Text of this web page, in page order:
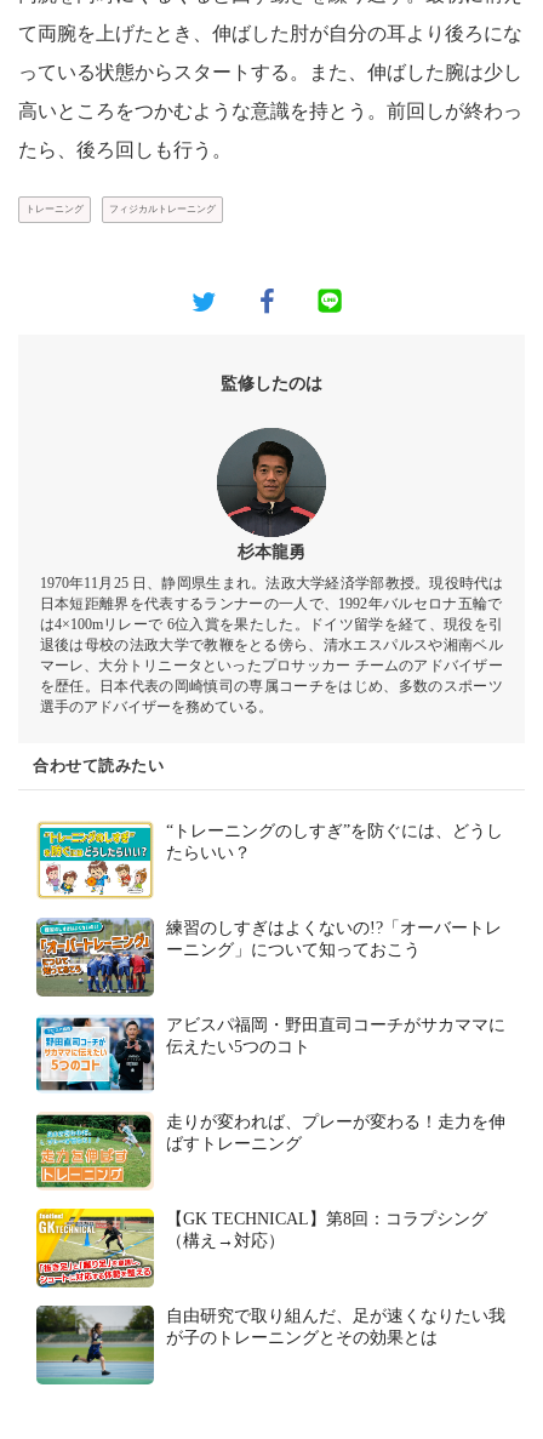
て両腕を上げたとき、伸ばした肘が自分の耳より後ろにな
っている状態からスタートする。また、伸ばした腕は少し
高いところをつかむような意識を持とう。前回しが終わっ
たら、後ろ回しも行う。
トレーニング フィジカルトレーニング
監修したのは
杉本龍勇
1970年11月25 日、静岡県生まれ。法政大学経済学部教授。現役時代は
日本短距離界を代表するランナーの一人で、1992年バルセロナ五輪で
は4×100mリレーで 6位入賞を果たした。ドイツ留学を経て、現役を引
退後は母校の法政大学で教鞭をとる傍ら、清水エスパルスや湘南ベル
マーレ、大分トリニータといったプロサッカー チームのアドバイザー
を歴任。日本代表の岡崎慎司の専属コーチをはじめ、多数のスポーツ
選手のアドバイザーを務めている。
合わせて読みたい
“トレーニングのしすぎ”を防ぐには、どうし
たらいい？
練習のしすぎはよくないの!?「オーバートレ
ーニング」について知っておこう
アビスパ福岡・野田直司コーチがサカママに
伝えたい5つのコト
走りが変われば、プレーが変わる！走力を伸
ばすトレーニング
【GK TECHNICAL】第8回：コラプシング
（構え→対応）
自由研究で取り組んだ、足が速くなりたい我
が子のトレーニングとその効果とは